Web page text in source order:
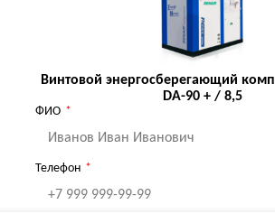
Винтовой энергосберегающий
DA-90 + / 8,5
ФИО
Телефон